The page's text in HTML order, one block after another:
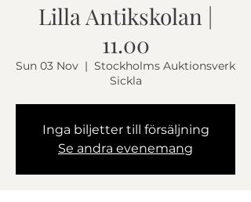
Lilla Antikskolan |
11.00
Sun 03 Nov
  |
Stockholms Auktionsverk
Sickla
Inga biljetter till försäljning
Se andra evenemang